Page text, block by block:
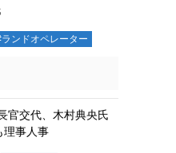
ンドオペレーター
官交代、木村典央氏
事人事